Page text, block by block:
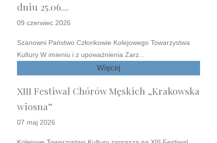
dniu 25.06....
09 czerwiec 2026
Szanowni Państwo Członkowie Kolejowego Towarzystwa
Kultury W imieniu i z upoważnienia Zarz...
Więcej
XIII Festiwal Chórów Męskich „Krakowska
wiosna”
07 maj 2026